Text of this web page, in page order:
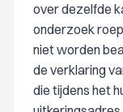
over dezelfde
onderzoek
niet worden
de verklaring
die tijdens het